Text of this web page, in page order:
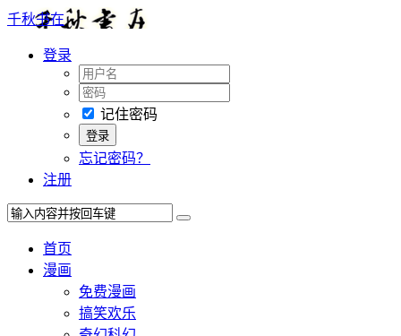
千秋书在
登录
记住密码
忘记密码？
注册
首页
漫画
免费漫画
搞笑欢乐